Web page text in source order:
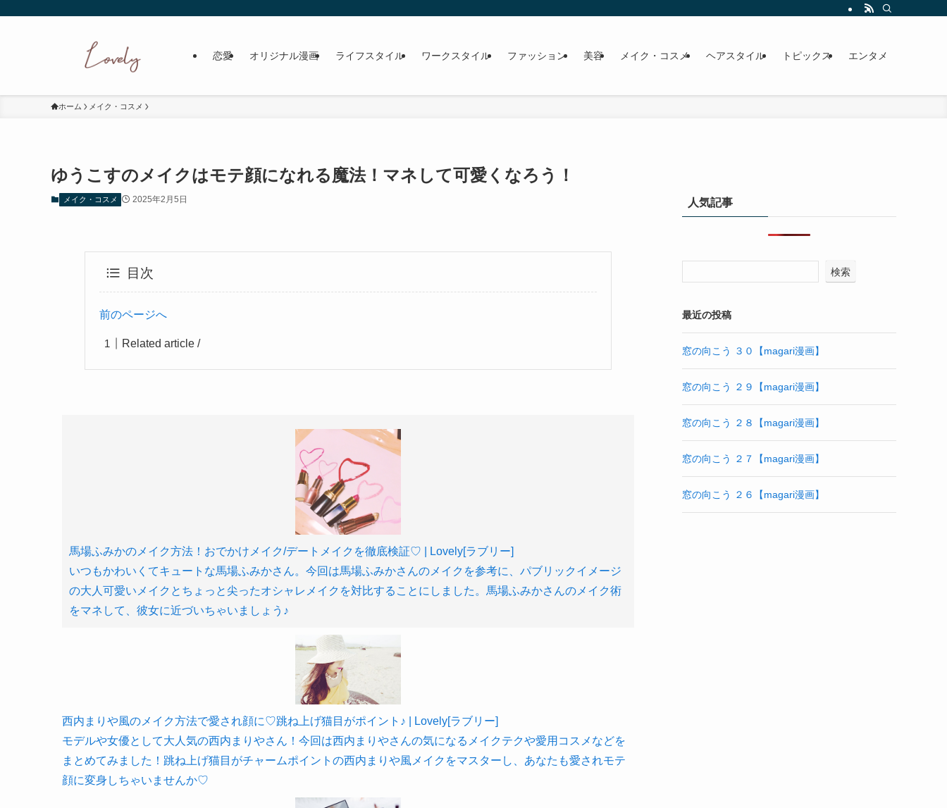
恋愛 オリジナル漫画 ライフスタイル ワークスタイル ファッション 美容 メイク・コスメ ヘアスタイル トピックス エンタメ
ホーム メイク・コスメ
ゆうこすのメイクはモテ顔になれる魔法！マネして可愛くなろう！
メイク・コスメ 2025年2月5日
目次
前のページへ
Related article /
馬場ふみかのメイク方法！おでかけメイク/デートメイクを徹底検証♡ | Lovely[ラブリー]
いつもかわいくてキュートな馬場ふみかさん。今回は馬場ふみかさんのメイクを参考に、パブリックイメージ
の大人可愛いメイクとちょっと尖ったオシャレメイクを対比することにしました。馬場ふみかさんのメイク術
をマネして、彼女に近づいちゃいましょう♪
西内まりや風のメイク方法で愛され顔に♡跳ね上げ猫目がポイント♪ | Lovely[ラブリー]
モデルや女優として大人気の西内まりやさん！今回は西内まりやさんの気になるメイクテクや愛用コスメなどを
まとめてみました！跳ね上げ猫目がチャームポイントの西内まりや風メイクをマスターし、あなたも愛されモテ
顔に変身しちゃいませんか♡
人気記事
検索
最近の投稿
窓の向こう ３０【magari漫画】
窓の向こう ２９【magari漫画】
窓の向こう ２８【magari漫画】
窓の向こう ２７【magari漫画】
窓の向こう ２６【magari漫画】